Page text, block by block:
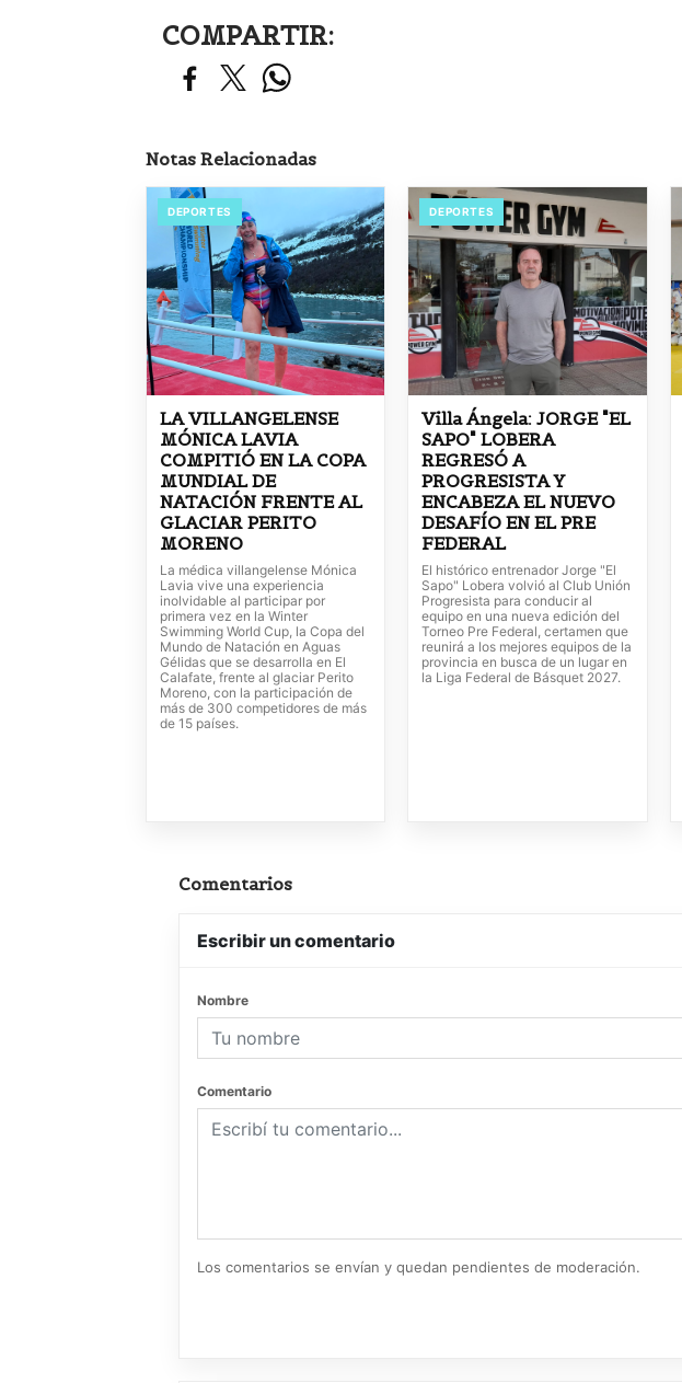
COMPARTIR:
Notas Relacionadas
DEPORTES
LA VILLANGELENSE
MÓNICA LAVIA
COMPITIÓ EN LA COPA
MUNDIAL DE
NATACIÓN FRENTE AL
GLACIAR PERITO
MORENO
La médica villangelense Mónica
Lavia vive una experiencia
inolvidable al participar por
primera vez en la Winter
Swimming World Cup, la Copa del
Mundo de Natación en Aguas
Gélidas que se desarrolla en El
Calafate, frente al glaciar Perito
Moreno, con la participación de
más de 300 competidores de más
de 15 países.
DEPORTES
Villa Ángela: JORGE "EL
SAPO" LOBERA
REGRESÓ A
PROGRESISTA Y
ENCABEZA EL NUEVO
DESAFÍO EN EL PRE
FEDERAL
El histórico entrenador Jorge "El
Sapo" Lobera volvió al Club Unión
Progresista para conducir al
equipo en una nueva edición del
Torneo Pre Federal, certamen que
reunirá a los mejores equipos de la
provincia en busca de un lugar en
la Liga Federal de Básquet 2027.
Comentarios
Escribir un comentario
Nombre
Comentario
Los comentarios se envían y quedan pendientes de moderación.